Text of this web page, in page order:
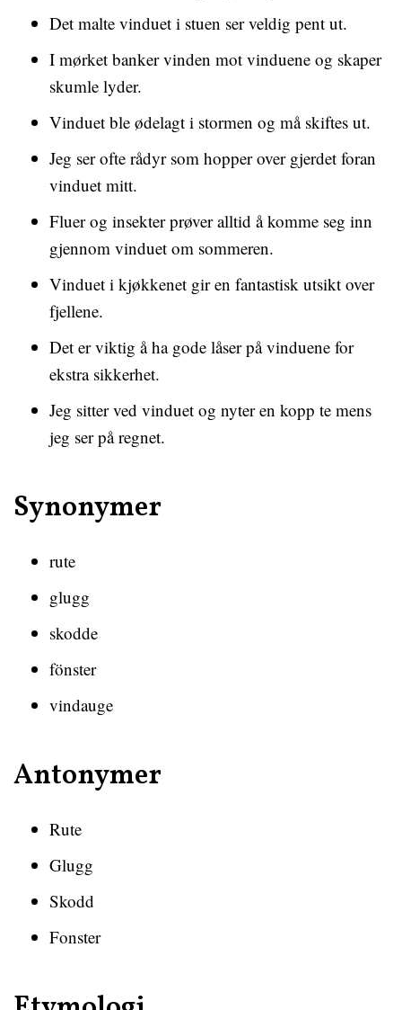
Det malte vinduet i stuen ser veldig pent ut.
I mørket banker vinden mot vinduene og skaper
skumle lyder.
Vinduet ble ødelagt i stormen og må skiftes ut.
Jeg ser ofte rådyr som hopper over gjerdet foran
vinduet mitt.
Fluer og insekter prøver alltid å komme seg inn
gjennom vinduet om sommeren.
Vinduet i kjøkkenet gir en fantastisk utsikt over
fjellene.
Det er viktig å ha gode låser på vinduene for
ekstra sikkerhet.
Jeg sitter ved vinduet og nyter en kopp te mens
jeg ser på regnet.
Synonymer
rute
glugg
skodde
fönster
vindauge
Antonymer
Rute
Glugg
Skodd
Fonster